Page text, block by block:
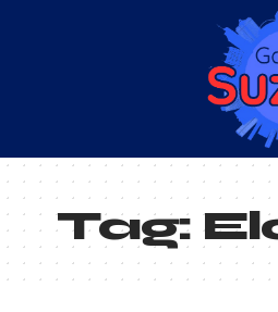
Tag: